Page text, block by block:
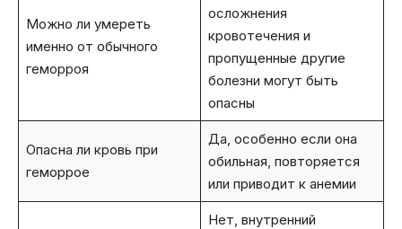
Можно ли умереть
именно от обычного
геморроя
осложнения
кровотечения и
пропущенные другие
болезни могут быть
опасны
Опасна ли кровь при
геморрое
Да, особенно если она
обильная, повторяется
или приводит к анемии
Нет, внутренний